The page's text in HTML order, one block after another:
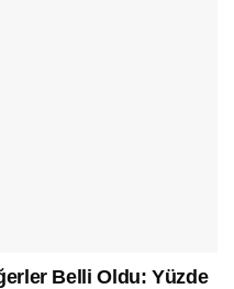
Belli Oldu: Yüzde